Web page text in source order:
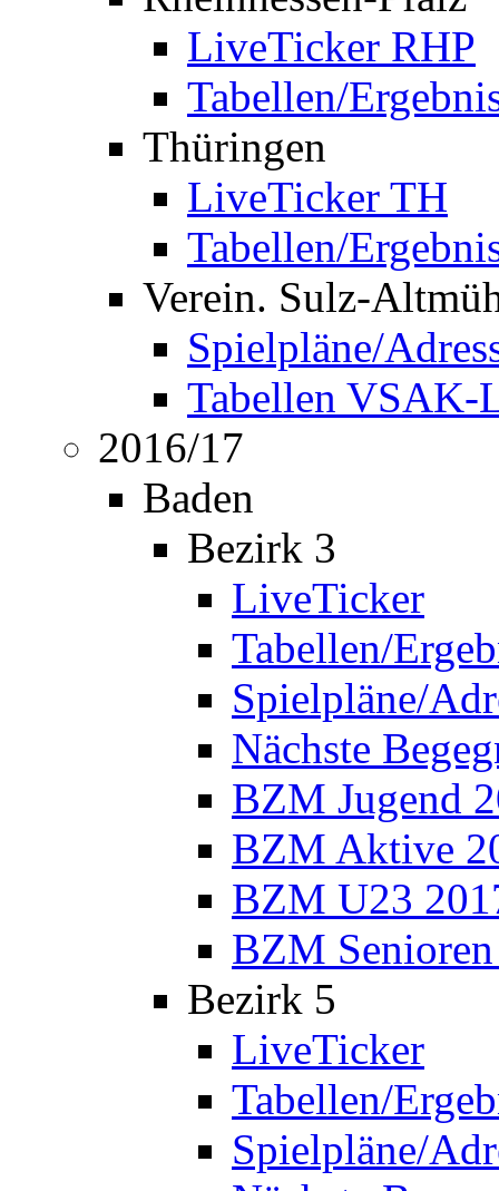
LiveTicker RHP
Tabellen/
Thüringen
LiveTicker TH
Tabellen/
Verein. Sulz-
Spielpläne/
Tabellen VSAK-
2016/17
Baden
Bezirk 3
LiveTicker
Tabellen/
Spielpläne/
Nächste
BZM Jugend
BZM Aktive
BZM U23
BZM
Bezirk 5
LiveTicker
Tabellen/
Spielpläne/